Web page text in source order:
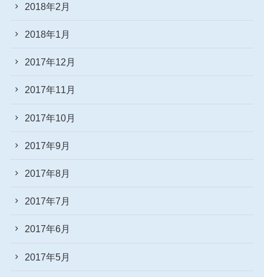
2018年2月
2018年1月
2017年12月
2017年11月
2017年10月
2017年9月
2017年8月
2017年7月
2017年6月
2017年5月